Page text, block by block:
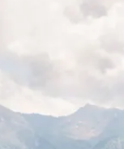
תנועות מגע או החלקה.